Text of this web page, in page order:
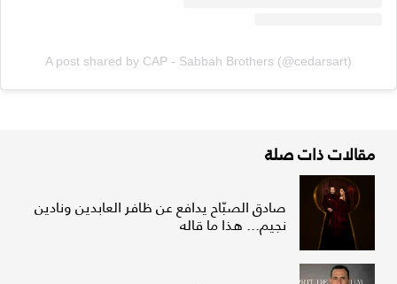
A post shared by CAP - Sabbah Brothers (@cedarsart)
مقالات ذات صلة
صادق الصبّاح يدافع عن ظافر العابدين ونادين
نجيم... هذا ما قاله